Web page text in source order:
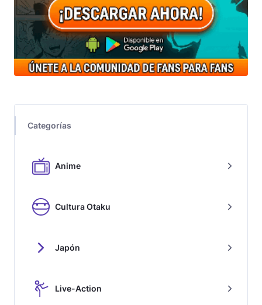
Categorías
Anime
Cultura Otaku
Japón
Live-Action